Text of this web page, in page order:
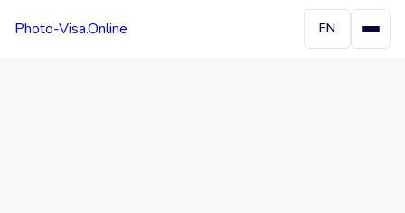
Photo-Visa.Online EN